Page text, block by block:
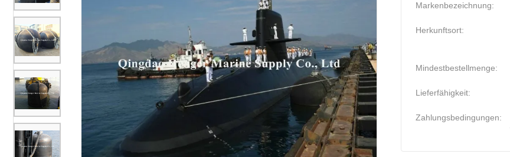
Markenbezeichnung:
Herkunftsort:
Mindestbestellmenge:
Lieferfähigkeit:
Zahlungsbedingungen: